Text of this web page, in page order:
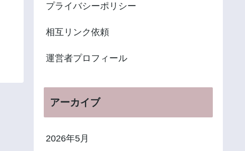
プライバシーポリシー
相互リンク依頼
運営者プロフィール
アーカイブ
2026年5月